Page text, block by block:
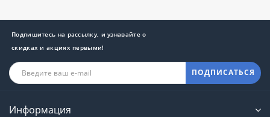
Подпишитесь на рассылку, и узнавайте о
скидках и акциях первыми!
ПОДПИСАТЬСЯ
Информация